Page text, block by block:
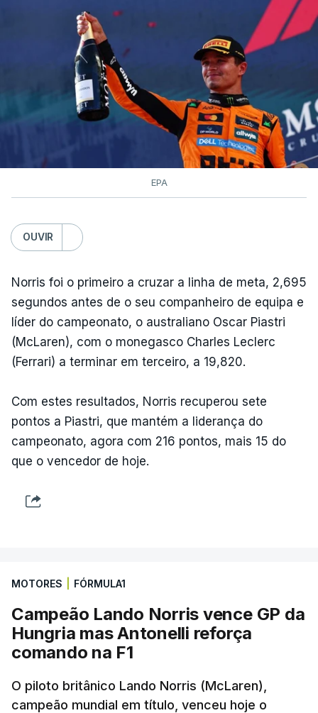
EPA
OUVIR
Norris foi o primeiro a cruzar a linha de meta, 2,695
segundos antes de o seu companheiro de equipa e
líder do campeonato, o australiano Oscar Piastri
(McLaren), com o monegasco Charles Leclerc
(Ferrari) a terminar em terceiro, a 19,820.
Com estes resultados, Norris recuperou sete
pontos a Piastri, que mantém a liderança do
campeonato, agora com 216 pontos, mais 15 do
que o vencedor de hoje.
MOTORES FÓRMULA1
Campeão Lando Norris vence GP da
Hungria mas Antonelli reforça
comando na F1
O piloto britânico Lando Norris (McLaren),
campeão mundial em título, venceu hoje o